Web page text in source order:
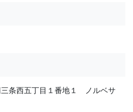
条西五丁目１番地１ ノルベサ